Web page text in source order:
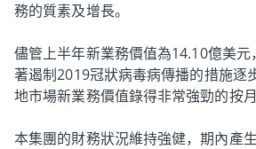
務的質素及增長。
儘管上半年新業務價值為14.10億美
著遏制2019冠狀病毒病傳播的措施逐
地市場新業務價值錄得非常強勁的按月
本集團的財務狀況維持強健，期內產